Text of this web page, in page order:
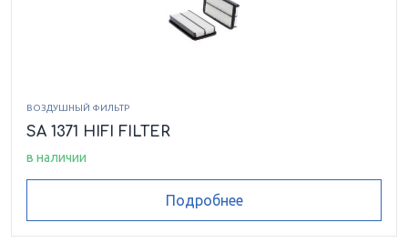
ВОЗДУШНЫЙ ФИЛЬТР
SA 1371 HIFI FILTER
в наличии
Подробнее